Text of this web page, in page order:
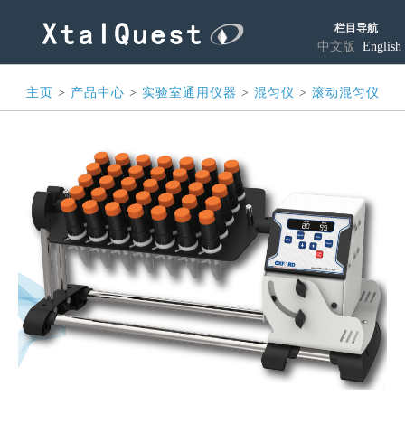
栏目导航
中文版 English
主页 > 产品中心 > 实验室通用仪器 > 混匀仪 > 滚动混匀仪